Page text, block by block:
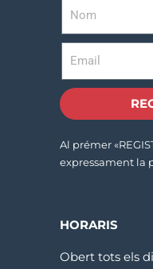
Al prémer
expressament la
HORARIS
Obert tots els